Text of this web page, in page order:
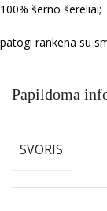
100% šerno šereliai;
patogi rankena su
Papildoma
SVORIS